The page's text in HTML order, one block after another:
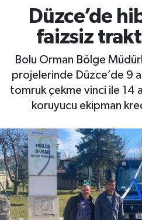
Düzce’de
faizsiz
Bolu Orman Bölge
projelerinde Düzce’de 9
tomruk çekme vinci ile 14
koruyucu ekipman